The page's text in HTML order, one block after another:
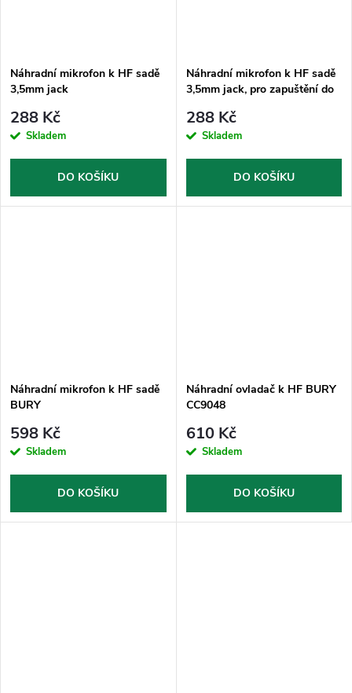
Náhradní mikrofon k HF sadě
3,5mm jack
288 Kč
Skladem
DO KOŠÍKU
Náhradní mikrofon k HF sadě
3,5mm jack, pro zapuštění do
288 Kč
Skladem
DO KOŠÍKU
Náhradní mikrofon k HF sadě
BURY
598 Kč
Skladem
DO KOŠÍKU
Náhradní ovladač k HF BURY
CC9048
610 Kč
Skladem
DO KOŠÍKU